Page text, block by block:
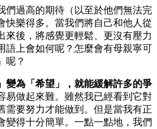
們過高的期待（以至於他們無法完
快樂得多。當我們將自己和他人從
來後，將感覺更輕鬆、更沒有壓力
語上會如何呢？怎麼會有母親寧可
呢？
變為「希望」，就能緩解許多的爭
易做起來難。雖然我已經看到它對
需要努力才能做到。但是當我有正
變得十分簡單。一點一點地，我們